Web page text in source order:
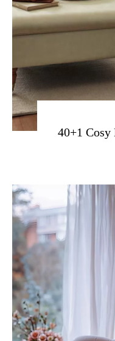
40+1 Cosy